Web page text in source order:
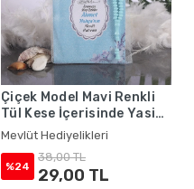
Çiçek Model Mavi Renkli
Tül Kese İçerisinde Yasin
Kitabı ve Tesbih - Mevlüt
Hediyelikleri
Mevlüt Hediyelikleri
%24
38,00 TL
29,00 TL